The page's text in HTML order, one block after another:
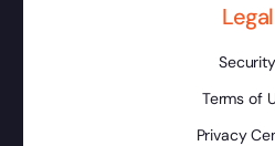
Legal
Security
Terms of
Privacy